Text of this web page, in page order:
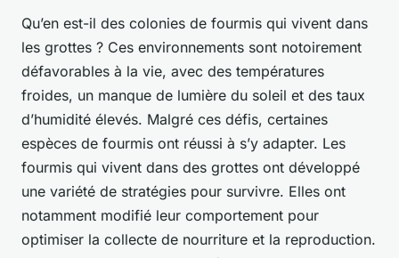
Qu’en est-il des colonies de fourmis qui vivent dans
les grottes ? Ces environnements sont notoirement
défavorables à la vie, avec des températures
froides, un manque de lumière du soleil et des taux
d’humidité élevés. Malgré ces défis, certaines
espèces de fourmis ont réussi à s’y adapter. Les
fourmis qui vivent dans des grottes ont développé
une variété de stratégies pour survivre. Elles ont
notamment modifié leur comportement pour
optimiser la collecte de nourriture et la reproduction.